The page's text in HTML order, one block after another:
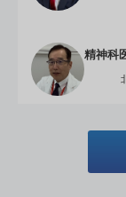
精神科